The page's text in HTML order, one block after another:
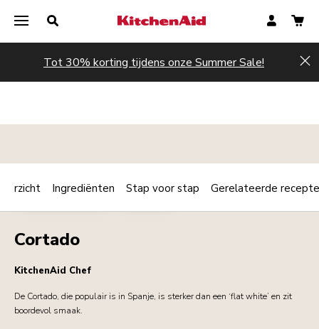
Tot 30% korting tijdens onze Summer Sale!
ONTBIJT / BRUNCH DRANKJES Print
Share
Cortado
KitchenAid Chef
De Cortado, die populair is in Spanje, is sterker dan een ‘flat white’ en zit
boordevol smaak.
Ingrediënten Stap voor stap Gerelateerde